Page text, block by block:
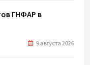
ГНФАР в
9 августа 2026